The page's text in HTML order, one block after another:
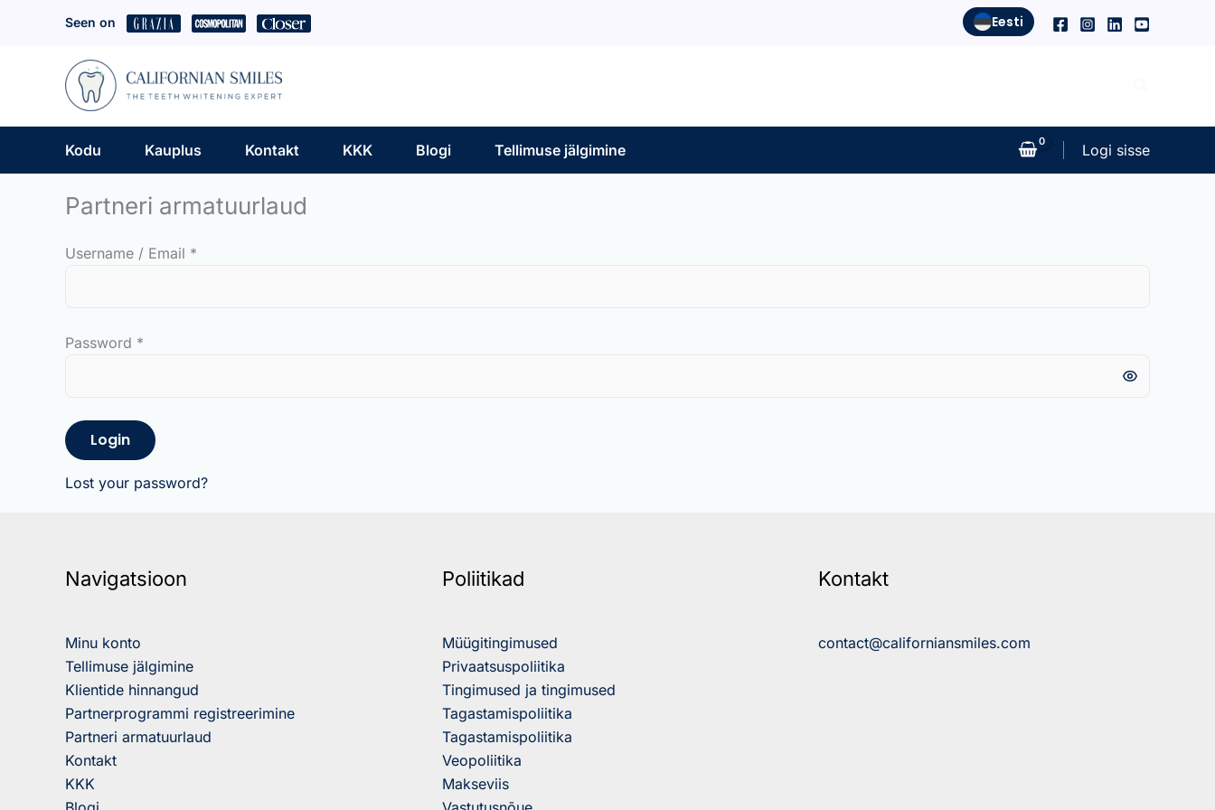
Seen on Eesti
Kodu Kauplus Kontakt KKK Blogi Tellimuse jälgimine Logi sisse
Partneri armatuurlaud
Username / Email *
Password *
Login
Lost your password?
Navigatsioon
Minu konto
Tellimuse jälgimine
Klientide hinnangud
Partnerprogrammi registreerimine
Partneri armatuurlaud
Kontakt
KKK
Poliitikad
Müügitingimused
Privaatsuspoliitika
Tingimused ja tingimused
Tagastamispoliitika
Tagastamispoliitika
Veopoliitika
Makseviis
Kontakt
contact@californiansmiles.com